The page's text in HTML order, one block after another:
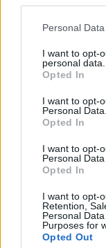
Please note that
not limited to your
grant or deny
use your data for
consent section.
Personal
I want to opt-
personal data.
Opted In
I want to opt-
Personal Data.
Opted In
I want to opt-
Personal
Opted In
I want to opt-
Retention,
Personal
Purposes for
Opted Out
αίτησης και
τους Taxisnet.
Οι υποψήφιοι
ειδικότητες/
αναλυτικά
απαιτούμενες
Η προθεσμία
Πέμπτη, 9